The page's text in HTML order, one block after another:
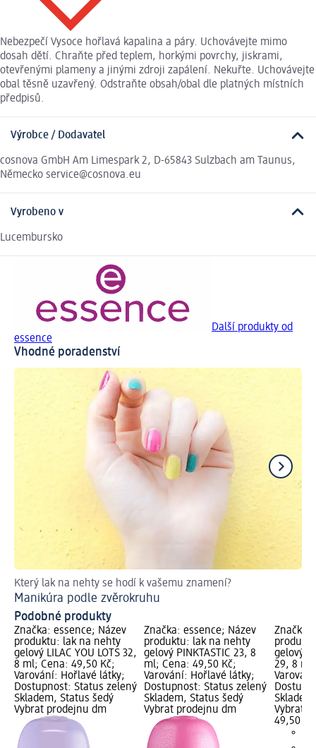
Nebezpečí Vysoce hořlavá kapalina a páry. Uchovávejte mimo
dosah dětí. Chraňte před teplem, horkými povrchy, jiskrami,
otevřenými plameny a jinými zdroji zapálení. Nekuřte. Uchovávejte
obal těsně uzavřený. Odstraňte obsah/obal dle platných místních
předpisů.
Výrobce / Dodavatel
cosnova GmbH Am Limespark 2, D-65843 Sulzbach am Taunus,
Německo service@cosnova.eu
Vyrobeno v
Lucembursko
Další produkty od
essence
Vhodné poradenství
Který lak na nehty se hodí k vašemu znamení?
Manikúra podle zvěrokruhu
Podobné produkty
Značka: essence; Název
produktu: lak na nehty
gelový LILAC YOU LOTS 32,
8 ml; Cena: 49,50 Kč;
Varování: Hořlavé látky;
Dostupnost: Status zelený
Skladem, Status šedý
Vybrat prodejnu dm
Značka: essence; Název
produktu: lak na nehty
gelový PINKTASTIC 23, 8
ml; Cena: 49,50 Kč;
Varování: Hořlavé látky;
Dostupnost: Status zelený
Skladem, Status šedý
Vybrat prodejnu dm
Značka:
gelový
29, 8
Vybrat
49,50 Kč